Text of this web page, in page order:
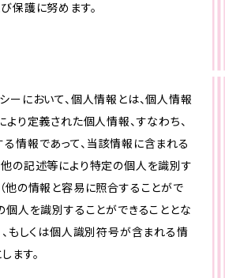
保護に努めます。
ーにおいて、個人情報とは、個人情報
り定義された個人情報、すなわち、
情報であって、当該情報に含まれる
の記述等により特定の個人を識別す
他の情報と容易に照合することがで
個人を識別することができることとな
、もしくは個人識別符号が含まれる情
ます。